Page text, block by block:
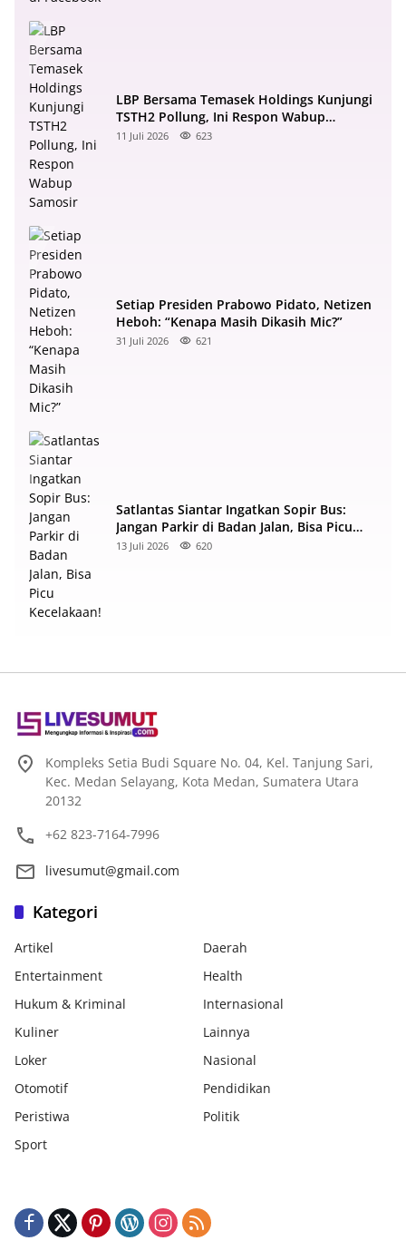
LBP Bersama Temasek Holdings Kunjungi
TSTH2 Pollung, Ini Respon Wabup
Samosir
11 Juli 2026 623
Setiap Presiden Prabowo Pidato, Netizen
Heboh: “Kenapa Masih Dikasih Mic?”
31 Juli 2026 621
Satlantas Siantar Ingatkan Sopir Bus:
Jangan Parkir di Badan Jalan, Bisa Picu
Kecelakaan!
13 Juli 2026 620
Kompleks Setia Budi Square No. 04, Kel. Tanjung Sari,
Kec. Medan Selayang, Kota Medan, Sumatera Utara
20132
+62 823-7164-7996
livesumut@gmail.com
Kategori
Artikel
Daerah
Entertainment
Health
Hukum & Kriminal
Internasional
Kuliner
Lainnya
Loker
Nasional
Otomotif
Pendidikan
Peristiwa
Politik
Sport